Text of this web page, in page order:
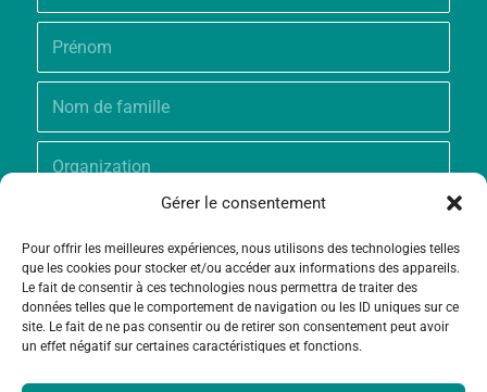
Gérer le consentement
Pour offrir les meilleures expériences, nous utilisons des technologies telles
que les cookies pour stocker et/ou accéder aux informations des appareils.
Le fait de consentir à ces technologies nous permettra de traiter des
données telles que le comportement de navigation ou les ID uniques sur ce
site. Le fait de ne pas consentir ou de retirer son consentement peut avoir
un effet négatif sur certaines caractéristiques et fonctions.